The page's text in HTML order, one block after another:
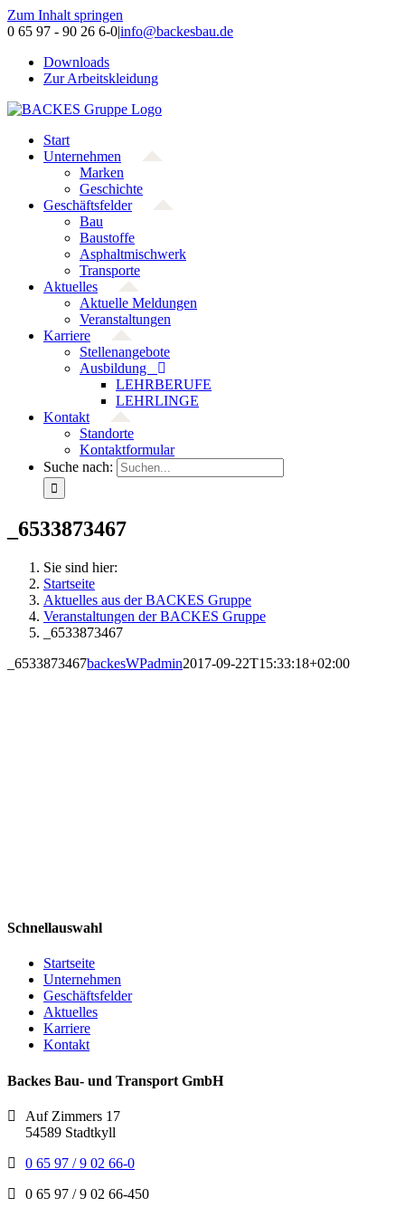
Zum Inhalt springen
0 65 97 - 90 26 6-0|info@backesbau.de
Downloads
Zur Arbeitskleidung
Start
Unternehmen
Marken
Geschichte
Geschäftsfelder
Bau
Baustoffe
Asphaltmischwerk
Transporte
Aktuelles
Aktuelle Meldungen
Veranstaltungen
Karriere
Stellenangebote
Ausbildung
LEHRBERUFE
LEHRLINGE
Kontakt
Standorte
Kontaktformular
Suche nach:
_6533873467
Sie sind hier:
Startseite
Aktuelles aus der BACKES Gruppe
Veranstaltungen der BACKES Gruppe
_6533873467
_6533873467backesWPadmin2017-09-22T15:33:18+02:00
Schnellauswahl
Startseite
Unternehmen
Geschäftsfelder
Aktuelles
Karriere
Kontakt
Backes Bau- und Transport GmbH
Auf Zimmers 17
54589 Stadtkyll
0 65 97 / 9 02 66-0
0 65 97 / 9 02 66-450